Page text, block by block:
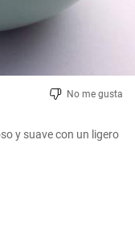
No me gusta
y suave con un ligero